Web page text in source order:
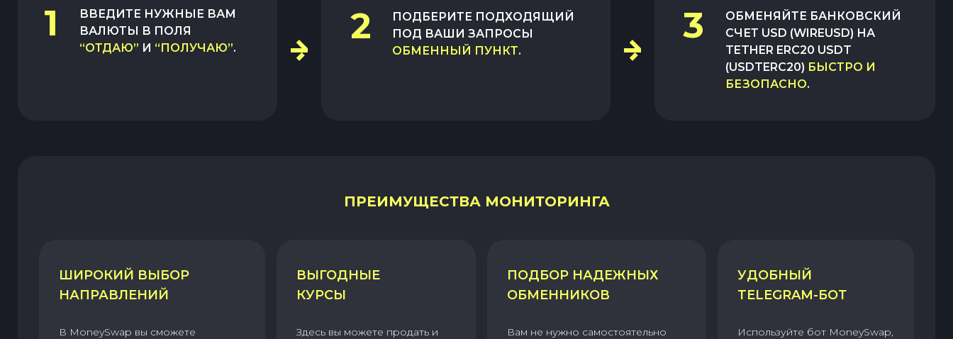
1
ВВЕДИТЕ НУЖНЫЕ ВАМ
ВАЛЮТЫ В ПОЛЯ
“ОТДАЮ” И “ПОЛУЧАЮ”.
2
ПОДБЕРИТЕ ПОДХОДЯЩИЙ
ПОД ВАШИ ЗАПРОСЫ
ОБМЕННЫЙ ПУНКТ.
3 ОБМЕНЯЙТЕ БАНКОВСКИЙ
СЧЕТ USD (WIREUSD) НА
TETHER ERC20 USDT
(USDTERC20) БЫСТРО И
БЕЗОПАСНО.
ПРЕИМУЩЕСТВА МОНИТОРИНГА
ШИРОКИЙ ВЫБОР
НАПРАВЛЕНИЙ
В MoneySwap вы сможете
ВЫГОДНЫЕ
КУРСЫ
Здесь вы можете продать и
ПОДБОР НАДЕЖНЫХ
ОБМЕННИКОВ
Вам не нужно самостоятельно
УДОБНЫЙ
TELEGRAM-БОТ
Используйте бот MoneySwap,